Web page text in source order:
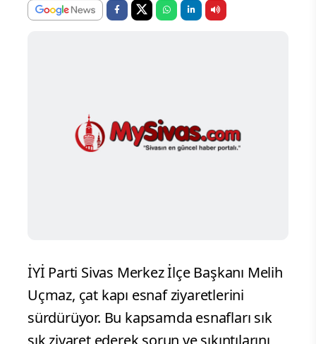
İYİ Parti Sivas Merkez İlçe Başkanı Melih
Uçmaz, çat kapı esnaf ziyaretlerini
sürdürüyor. Bu kapsamda esnafları sık